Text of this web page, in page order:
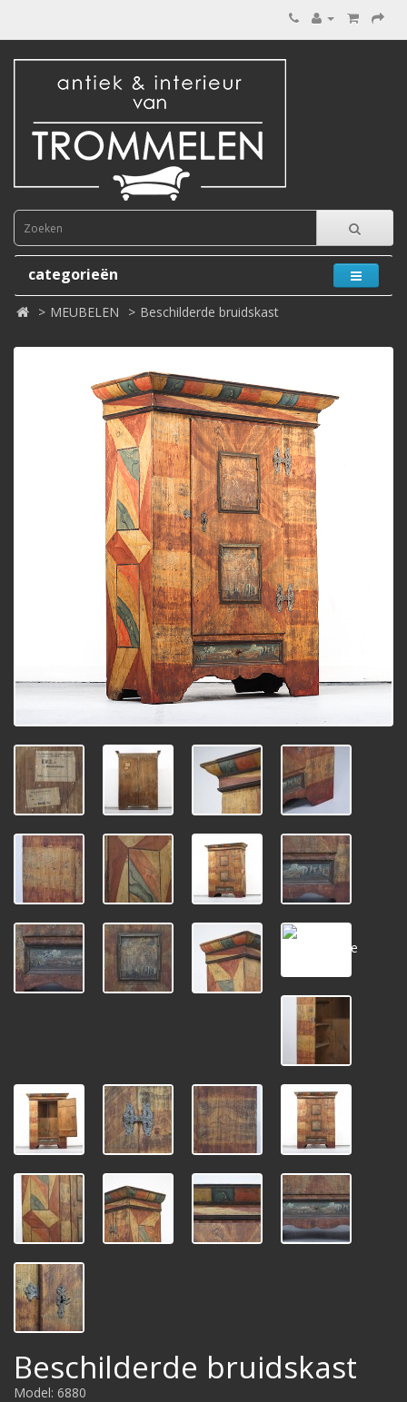
categorieën
MEUBELEN Beschilderde bruidskast
Beschilderde bruidskast
Model: 6880